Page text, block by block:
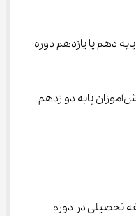
دهم یا یازدهم دوره
عدم امکان ثبت‌نام دانش‌آموزان پایه دوازدهم
تحصیلی در دوره